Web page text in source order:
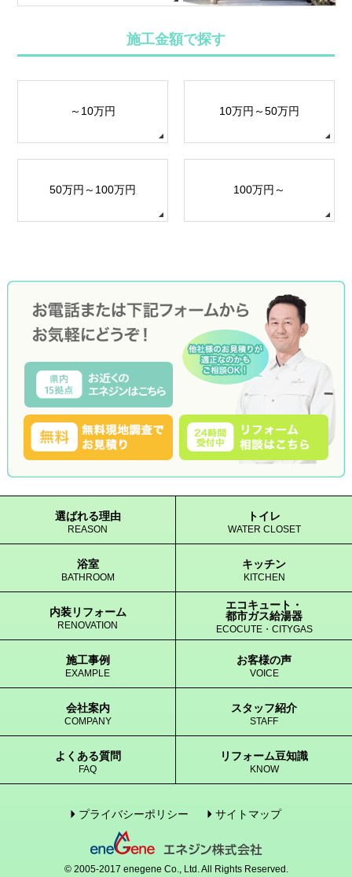
施工金額で探す
～10万円 10万円～50万円
50万円～100万円 100万円～
選ばれる理由
REASON
トイレ
WATER CLOSET
浴室
BATHROOM
キッチン
KITCHEN
内装リフォーム
RENOVATION
エコキュート・
都市ガス給湯器
ECOCUTE・CITYGAS
施工事例
EXAMPLE
お客様の声
VOICE
会社案内
COMPANY
スタッフ紹介
STAFF
よくある質問
FAQ
リフォーム豆知識
KNOW
プライバシーポリシー サイトマップ
© 2005-2017 enegene Co., Ltd. All Rights Reserved.